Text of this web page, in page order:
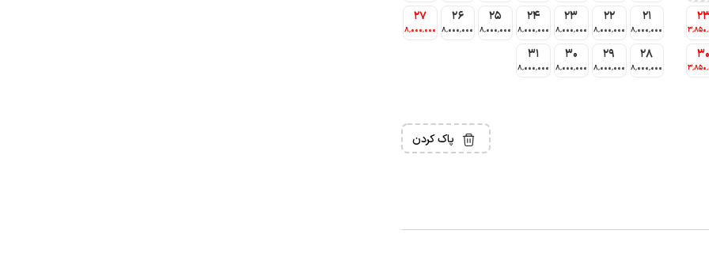
30
21
8٬000٬000
22
8٬000٬000
23
8٬000٬000
24
8٬000٬000
25
8٬000٬000
26
8٬000٬000
27
8٬000٬000
28
8٬000٬000
29
8٬000٬000
30
8٬000٬000
31
8٬000٬000
پاک کردن